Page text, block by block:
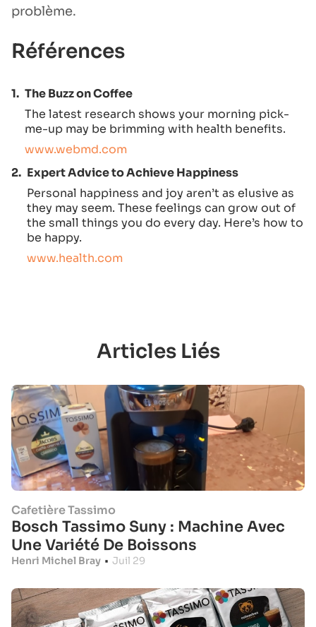
problème.
Références
1. The Buzz on Coffee
The latest research shows your morning pick-
me-up may be brimming with health benefits.
www.webmd.com
2. Expert Advice to Achieve Happiness
Personal happiness and joy aren’t as elusive as
they may seem. These feelings can grow out of
the small things you do every day. Here’s how to
be happy.
www.health.com
Articles Liés
Cafetière Tassimo
Bosch Tassimo Suny : Machine Avec
Une Variété De Boissons
Henri Michel Bray • Juil 29